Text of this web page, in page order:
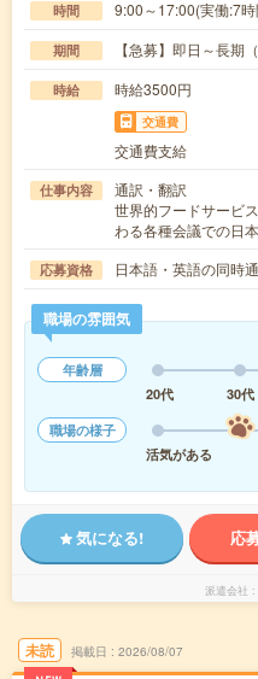
時間 9:00～17:00(実働:7
期間 【急募】即日～長
時給 時給3500円
交通費
交通費支給
仕事内容
通訳・翻訳
世界的フードサービ
わる各種会議での日
応募資格 日本語・英語の同時
職場の雰囲気
年齢層
20代
30代
職場の様子
活気がある
気になる! 応
派遣会社
未読 掲載日 2026/08/07